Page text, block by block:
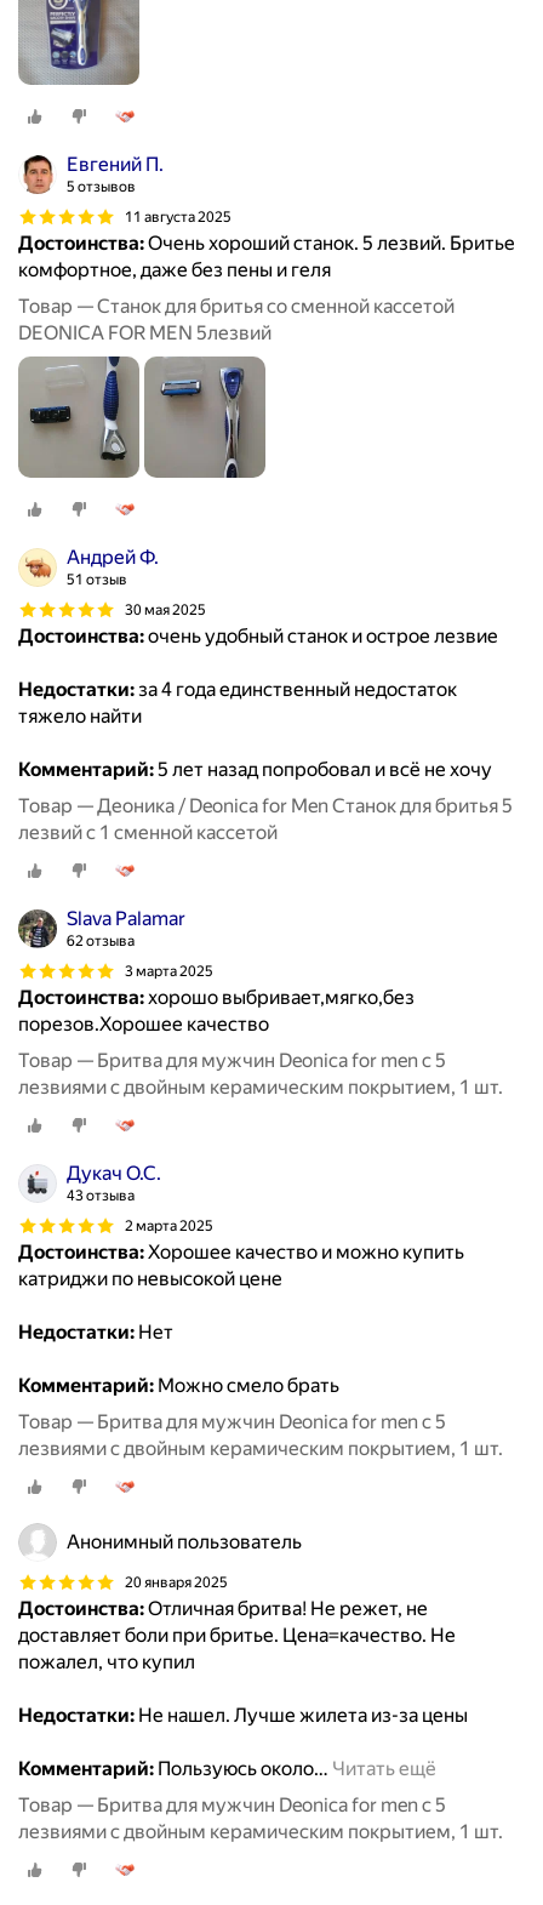
Евгений П.
5 отзывов
11 августа 2025
Достоинства:Очень хороший станок. 5 лезвий. Бритье
комфортное, даже без пены и геля
Товар — Станок для бритья со сменной кассетой
DEONICA FOR MEN 5лезвий
Андрей Ф.
51 отзыв
30 мая 2025
Достоинства:очень удобный станок и острое лезвие
Недостатки:за 4 года единственный недостаток
тяжело найти
Комментарий:5 лет назад попробовал и всё не хочу
Товар — Деоника / Deonica for Men Станок для бритья 5
лезвий с 1 сменной кассетой
Slava Palamar
62 отзыва
3 марта 2025
Достоинства:хорошо выбривает,мягко,без
порезов.Хорошее качество
Товар — Бритва для мужчин Deonica for men с 5
лезвиями с двойным керамическим покрытием, 1 шт.
Дукач О.С.
43 отзыва
2 марта 2025
Достоинства:Хорошее качество и можно купить
катриджи по невысокой цене
Недостатки: Нет
Комментарий: Можно смело брать
Товар — Бритва для мужчин Deonica for men с 5
лезвиями с двойным керамическим покрытием, 1 шт.
Анонимный пользователь
20 января 2025
Достоинства:Отличная бритва! Не режет, не
доставляет боли при бритье. Цена=качество. Не
пожалел, что купил
Недостатки: Не нашел. Лучше жилета из-за цены
Комментарий: Пользуюсь около… Читать ещё
Товар — Бритва для мужчин Deonica for men с 5
лезвиями с двойным керамическим покрытием, 1 шт.